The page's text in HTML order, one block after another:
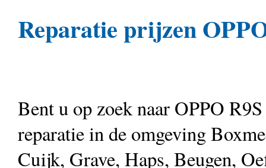
Reparatie prijzen
Bent u op zoek naar OPPO
reparatie in de omgeving
Cuijk, Grave, Haps, Beugen,